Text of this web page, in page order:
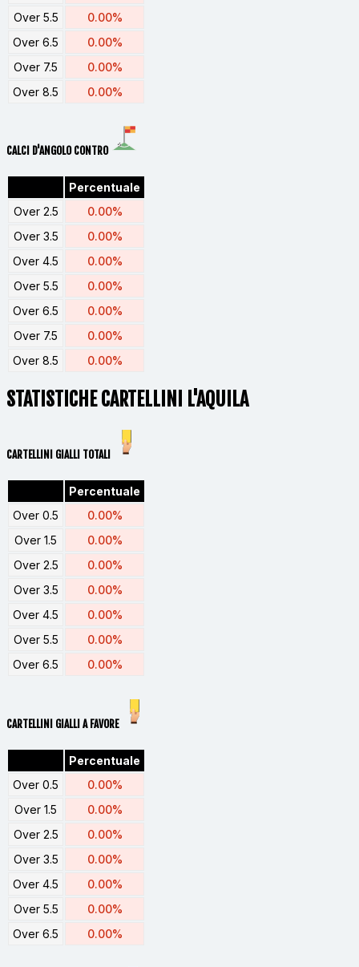
Over 5.5
0.00%
Over 6.5
0.00%
Over 7.5
0.00%
Over 8.5
0.00%
CALCI D'ANGOLO CONTRO
Percentuale
Over 2.5
0.00%
Over 3.5
0.00%
Over 4.5
0.00%
Over 5.5
0.00%
Over 6.5
0.00%
Over 7.5
0.00%
Over 8.5
0.00%
STATISTICHE CARTELLINI L'AQUILA
CARTELLINI GIALLI TOTALI
Percentuale
Over 0.5
0.00%
Over 1.5
0.00%
Over 2.5
0.00%
Over 3.5
0.00%
Over 4.5
0.00%
Over 5.5
0.00%
Over 6.5
0.00%
CARTELLINI GIALLI A FAVORE
Percentuale
Over 0.5
0.00%
Over 1.5
0.00%
Over 2.5
0.00%
Over 3.5
0.00%
Over 4.5
0.00%
Over 5.5
0.00%
Over 6.5
0.00%